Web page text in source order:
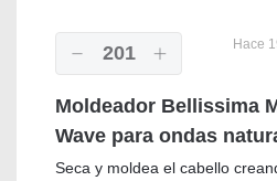
201 Hace
Moldeador Bellissima
Wave para ondas
Seca y moldea el cabello